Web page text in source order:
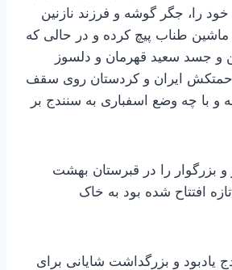
را، جگر گوشه و فرزند نازنین
ماشین طناب پیچ کرده و در حالی که
و جسد سعید قهرمان و دلسوز
ایران و کردستان روی سقف
و با چه وضع اسفباری به سنندج بر
و بزرگوار را در قبرستان بهشت
افتتاح شده بود به خاک
یادبود و بزرگداشت شایانی برای